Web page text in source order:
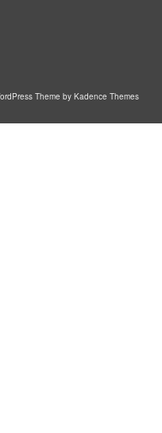
Theme by Kadence Themes